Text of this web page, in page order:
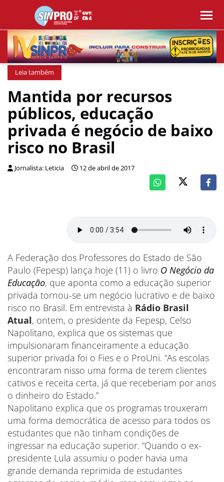
Leia também
Mantida por recursos
públicos, educação
privada é negócio de baixo
risco no Brasil
Jornalista: Leticia 12 de abril de 2017
A Federação dos Professores do Estado de São
Paulo (Fepesp) lança hoje (11) o livro O Negócio da
Educação, que aponta como a educação superior
privada tornou-se um negócio lucrativo e de baixo
risco no Brasil. Em entrevista à Rádio Brasil
Atual, ontem, o presidente da Fepesp, Celso
Napolitano, explica que os sistemas que
impulsionaram financeiramente a educação
superior privada foi o Fies e o ProUni. “As escolas
encontraram nisso uma forma de terem clientes
cativos e receita certa, já que receberiam por anos
o dinheiro do Estado.”
Napolitano explica que os programas trouxeram
uma forma democrática de acesso para todos os
estudantes que não tinham condições de
ingressar na educação superior. “Quando o ex-
presidente Lula assumiu o poder havia uma
grande demanda reprimida de estudantes